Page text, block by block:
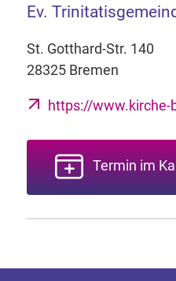
Ev.
St. Gotthard-Str. 140
28325 Bremen
https://
Termin im